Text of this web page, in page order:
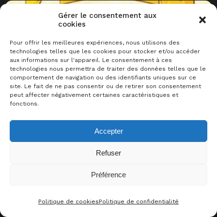
Gérer le consentement aux
cookies
Pour offrir les meilleures expériences, nous utilisons des
technologies telles que les cookies pour stocker et/ou accéder
aux informations sur l'appareil. Le consentement à ces
technologies nous permettra de traiter des données telles que le
comportement de navigation ou des identifiants uniques sur ce
site. Le fait de ne pas consentir ou de retirer son consentement
peut affecter négativement certaines caractéristiques et
fonctions.
Accepter
Refuser
Préférence
Politique de cookiesPolitique de confidentialité
bluff anticipation 10/2025
Pépite
Politique de confidentialité
CONTACT